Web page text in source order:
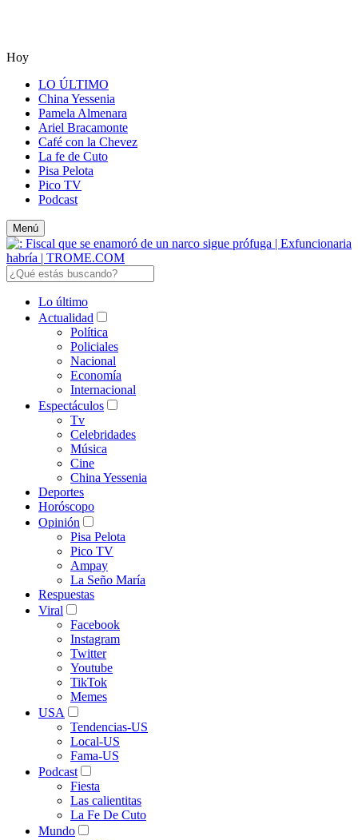
Hoy
LO ÚLTIMO
China Yessenia
Pamela Almenara
Ariel Bracamonte
Café con la Chevez
La fe de Cuto
Pisa Pelota
Pico TV
Podcast
Menú
Lo último
Actualidad
Política
Policiales
Nacional
Economía
Internacional
Espectáculos
Tv
Celebridades
Música
Cine
China Yessenia
Deportes
Horóscopo
Opinión
Pisa Pelota
Pico TV
Ampay
La Seño María
Respuestas
Viral
Facebook
Instagram
Twitter
Youtube
TikTok
Memes
USA
Tendencias-US
Local-US
Fama-US
Podcast
Fiesta
Las calientitas
La Fe De Cuto
Mundo